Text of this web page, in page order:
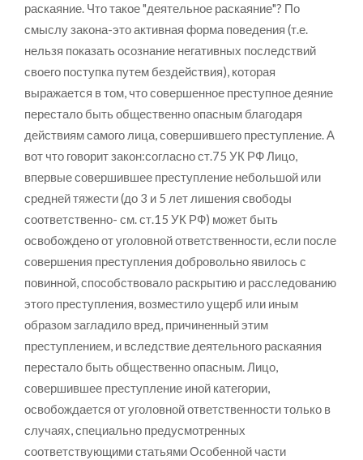
раскаяние. Что такое "деятельное раскаяние"? По
смыслу закона-это активная форма поведения (т.е.
нельзя показать осознание негативных последствий
своего поступка путем бездействия), которая
выражается в том, что совершенное преступное деяние
перестало быть общественно опасным благодаря
действиям самого лица, совершившего преступление. А
вот что говорит закон:согласно ст.75 УК РФ Лицо,
впервые совершившее преступление небольшой или
средней тяжести (до 3 и 5 лет лишения свободы
соответственно- см. ст.15 УК РФ) может быть
освобождено от уголовной ответственности, если после
совершения преступления добровольно явилось с
повинной, способствовало раскрытию и расследованию
этого преступления, возместило ущерб или иным
образом загладило вред, причиненный этим
преступлением, и вследствие деятельного раскаяния
перестало быть общественно опасным. Лицо,
совершившее преступление иной категории,
освобождается от уголовной ответственности только в
случаях, специально предусмотренных
соответствующими статьями Особенной части